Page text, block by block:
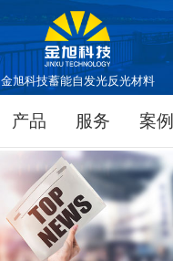
金旭科技蓄能自发光反光材料
产品 服务 案例